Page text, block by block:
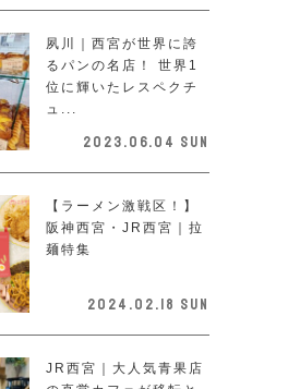
夙川｜西宮が世界に誇
るパンの名店！ 世界1
位に輝いたレスペクチ
ュ...
2023.06.04 Sun
【ラーメン激戦区！】
阪神西宮・JR西宮｜拉
麺特集
2024.02.18 Sun
JR西宮｜大人気青果店